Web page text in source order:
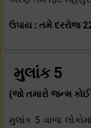
ઉપાય : તમે દરરોજ
મુલાંક 5
(જો તમારો જન્મ
મુલાંક 5 વાળા